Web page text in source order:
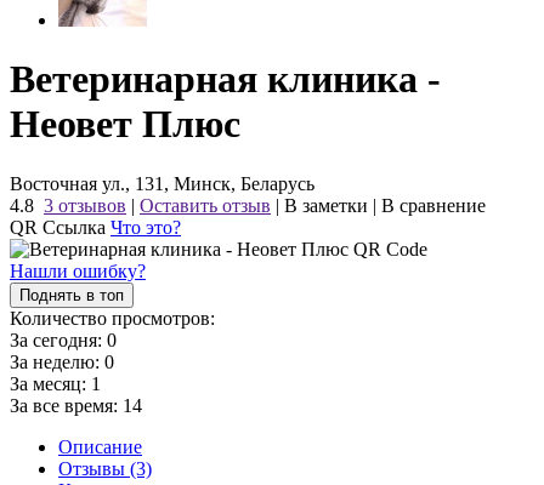
Ветеринарная клиника -
Неовет Плюс
Восточная ул., 131, Минск, Беларусь
4.8 3 отзывов | Оставить отзыв | В заметки | В сравнение
QR Ссылка Что это?
Нашли ошибку?
Поднять в топ
Количество просмотров:
За сегодня: 0
За неделю: 0
За месяц: 1
За все время: 14
Описание
Отзывы (3)